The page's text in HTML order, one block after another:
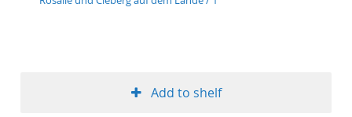
Add to shelf